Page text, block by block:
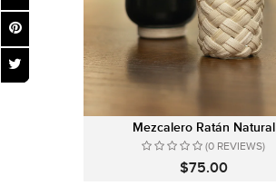
Mezcalero Ratán Natural
(0 REVIEWS)
$75.00